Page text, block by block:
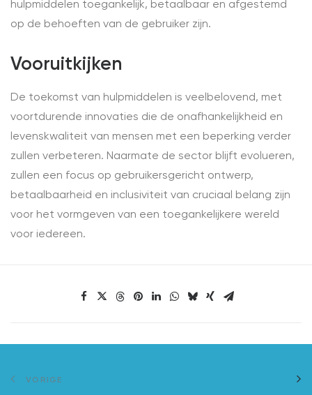
hulpmiddelen toegankelijk, betaalbaar en afgestemd
op de behoeften van de gebruiker zijn.
Vooruitkijken
De toekomst van hulpmiddelen is veelbelovend, met
voortdurende innovaties die de onafhankelijkheid en
levenskwaliteit van mensen met een beperking verder
zullen verbeteren. Naarmate de sector blijft evolueren,
zullen een focus op gebruikersgericht ontwerp,
betaalbaarheid en inclusiviteit van cruciaal belang zijn
voor het vormgeven van een toegankelijkere wereld
voor iedereen.
VORIGE